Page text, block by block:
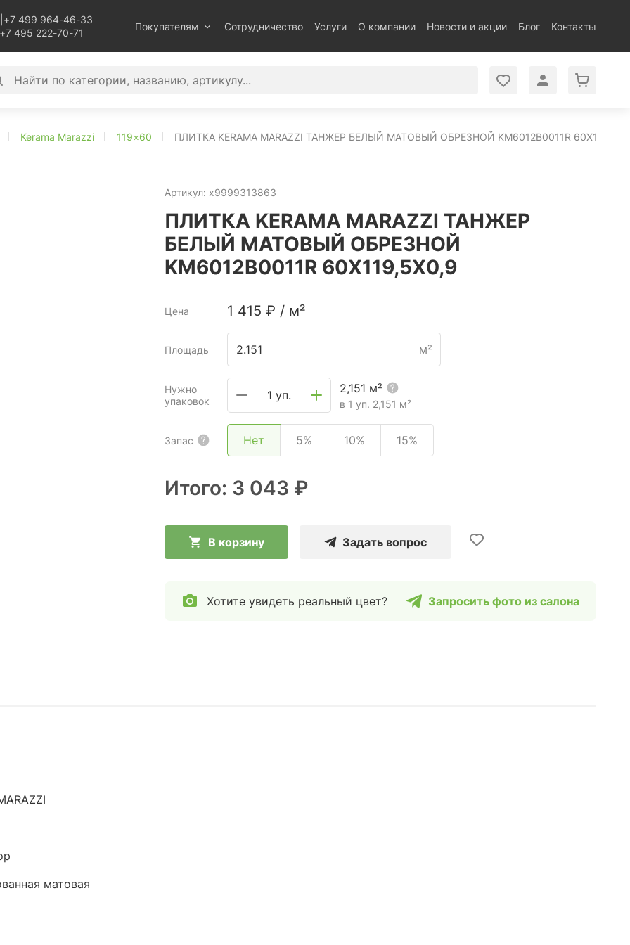
+7 499 964-46-33
+7 495 222-70-71
Покупателям Сотрудничество Услуги О компании Новости и акции Блог Контакты
Kerama Marazzi 119×60 ПЛИТКА KERAMA MARAZZI ТАНЖЕР БЕЛЫЙ МАТОВЫЙ ОБРЕЗНОЙ KM6012B0011R
Артикул: х9999313863
ПЛИТКА KERAMA MARAZZI ТАНЖЕР
БЕЛЫЙ МАТОВЫЙ ОБРЕЗНОЙ
KM6012B0011R 60X119,5X0,9
Цена 1 415 ₽ / м²
Площадь м²
Нужно
упаковок
1 уп.
2,151 м²
в 1 уп. 2,151 м²
Запас Нет 5% 10% 15%
Итого: 3 043 ₽
В корзину Задать вопрос
Хотите увидеть реальный цвет? Запросить фото из салона
матовая